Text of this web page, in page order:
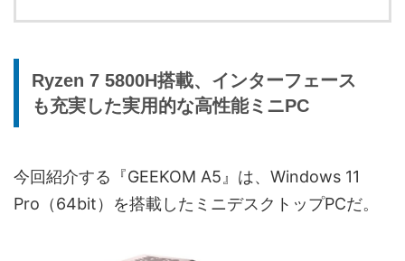
Ryzen 7 5800H搭載、インターフェース
も充実した実用的な高性能ミニPC
今回紹介する『GEEKOM A5』は、Windows 11
Pro（64bit）を搭載したミニデスクトップPCだ。